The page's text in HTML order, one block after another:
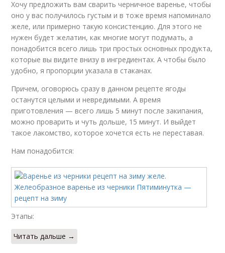
Хочу предложить вам сварить черничное варенье, чтобы
оно у вас получилось густым и в тоже время напоминало
желе, или примерно такую консистенцию. Для этого не
нужен будет желатин, как многие могут подумать, а
понадобится всего лишь три простых основных продукта,
которые вы видите внизу в ингредиентах. А чтобы было
удобно, я пропорции указала в стаканах.
Причем, оговорюсь сразу в данном рецепте ягоды
останутся целыми и невредимыми. А время
приготовления — всего лишь 5 минут после закипания,
можно проварить и чуть дольше, 15 минут. И выйдет
такое лакомство, которое хочется есть не переставая.
Нам понадобится:
Этапы:
Читать дальше →